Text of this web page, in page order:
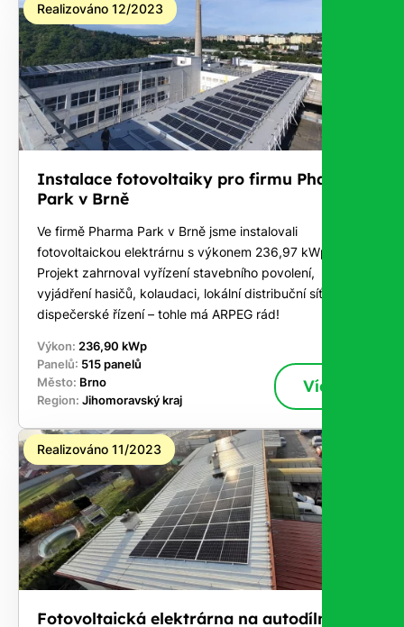
Realizováno 12/2023
Instalace fotovoltaiky pro firmu Pharma
Park v Brně
Ve firmě Pharma Park v Brně jsme instalovali
fotovoltaickou elektrárnu s výkonem 236,97 kWp.
Projekt zahrnoval vyřízení stavebního povolení,
vyjádření hasičů, kolaudaci, lokální distribuční síť,
dispečerské řízení – tohle má ARPEG rád!
Výkon: 236,90 kWp
Panelů: 515 panelů
Město: Brno
Region: Jihomoravský kraj
Více
Realizováno 11/2023
Fotovoltaická elektrárna na autodílně -